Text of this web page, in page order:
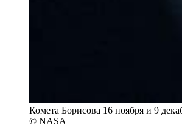
Комета Борисова 16 ноября и 9
© NASA